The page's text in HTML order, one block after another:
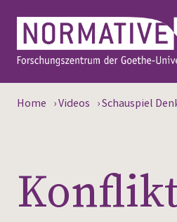
Home ›Videos ›Schauspiel